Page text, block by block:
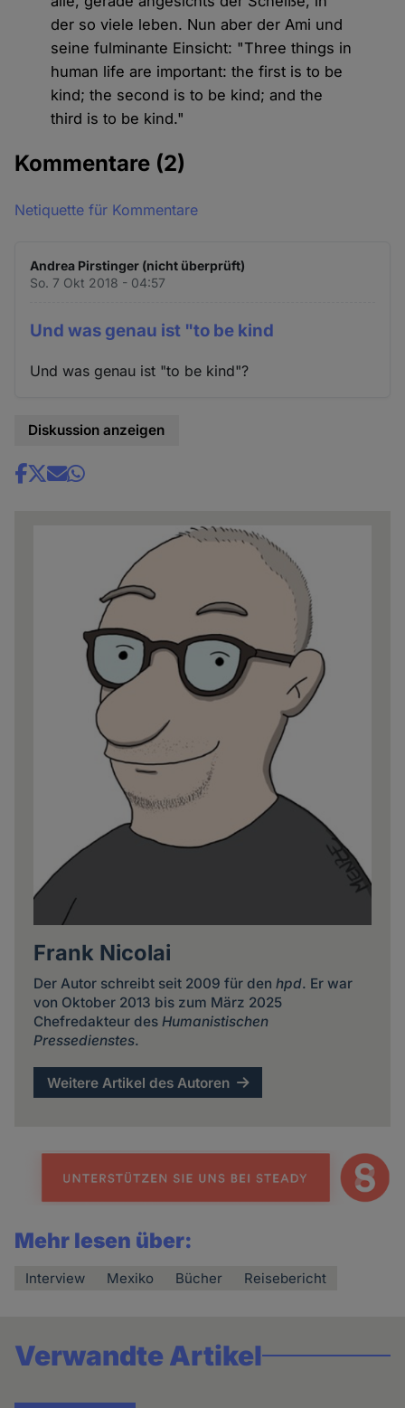
der so viele leben. Nun aber der Ami und
seine fulminante Einsicht: "Three things in
human life are important: the first is to be
kind; the second is to be kind; and the
third is to be kind."
Kommentare (2)
Netiquette für Kommentare
Andrea Pirstinger (nicht überprüft)
So. 7 Okt 2018 - 04:57
Und was genau ist "to be kind
Und was genau ist "to be kind"?
Diskussion anzeigen
Share
Frank Nicolai
Der Autor schreibt seit 2009 für den hpd. Er war
von Oktober 2013 bis zum März 2025
Chefredakteur des Humanistischen
Pressedienstes.
Weitere Artikel des Autoren
Mehr lesen über:
Interview Mexiko Bücher Reisebericht
Verwandte Artikel